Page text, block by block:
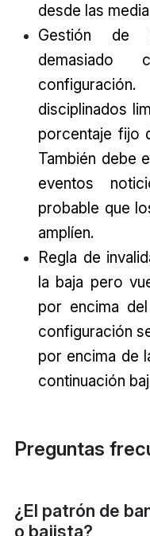
desde las
Gestión de
disciplinados
porcentaje fijo
También debe
eventos
probable que
amplíen.
Regla de
la baja pero
por encima
configuración
por encima de
continuación
Preguntas
¿El patrón de
o bajista?